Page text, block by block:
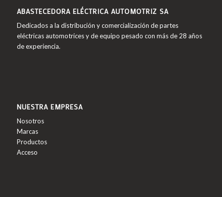
ABASTECEDORA ELÉCTRICA AUTOMOTRIZ SA
Dedicados a la distribución y comercialización de partes
eléctricas automotrices y de equipo pesado con más de 28 años
de experiencia.
NUESTRA EMPRESA
Nosotros
Marcas
Productos
Acceso